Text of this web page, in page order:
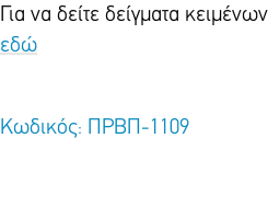
Για να δείτε δείγματα
εδώ
Κωδικός: ΠΡΒΠ-1109